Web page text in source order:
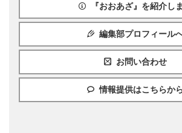
『おおあざ』を紹介し
編集部プロフィール
お問い合わせ
情報提供はこちらか